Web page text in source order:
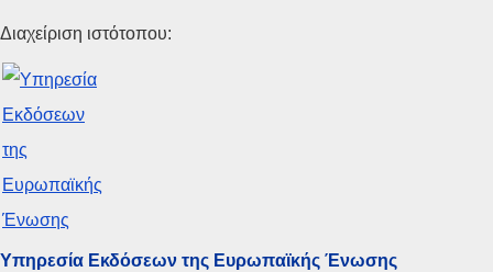
αμοιβαίας αναγνώρισης
διδασκομένων
CELEX : 52024SC0074
COMNAT : SWD_2024_0074_FIN
Διαχείριση ιστότοπου:
Υπηρεσία Εκδόσεων της Ευρωπαϊκής Ένωσης